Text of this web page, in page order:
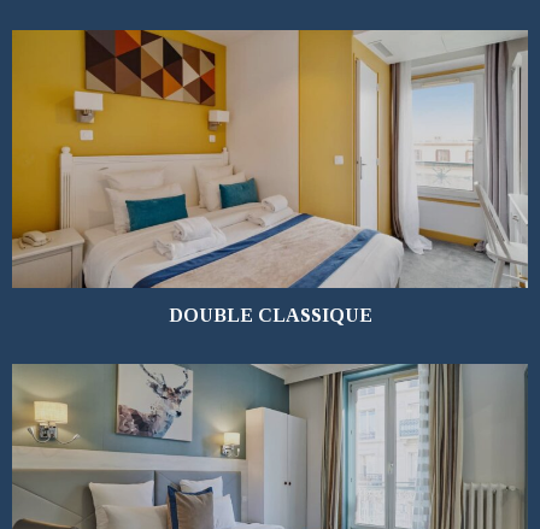
EN SAVOIR PLUS
DOUBLE CLASSIQUE
EN SAVOIR PLUS